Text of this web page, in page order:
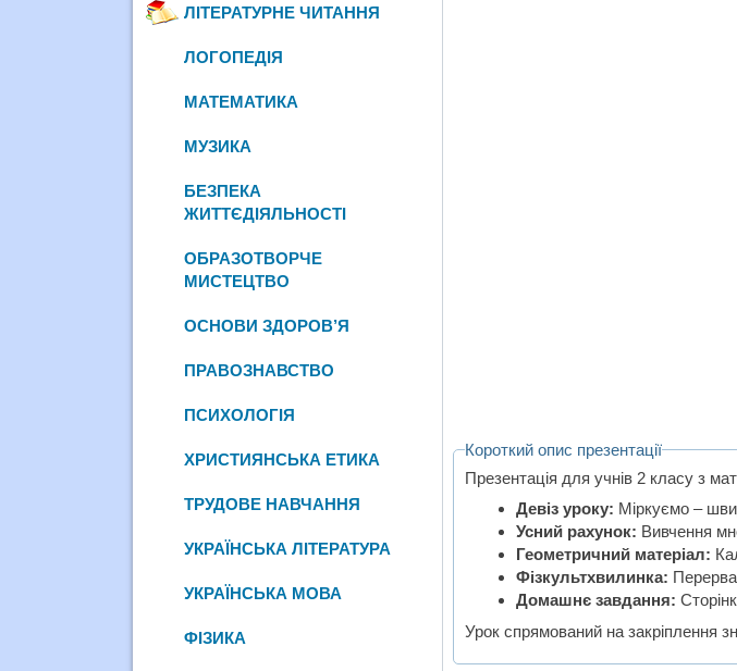
Короткий опис презентації
Презентація для учнів 2 класу з
Девіз уроку: Міркуємо –
Усний рахунок: Вивчення
Геометричний матеріал:
Фізкультхвилинка: Перерва
Домашнє завдання:
Урок спрямований на закріплення
ЛІТЕРАТУРНЕ ЧИТАННЯ
ЛОГОПЕДІЯ
МАТЕМАТИКА
МУЗИКА
БЕЗПЕКА
ЖИТТЄДІЯЛЬНОСТІ
ОБРАЗОТВОРЧЕ
МИСТЕЦТВО
ОСНОВИ ЗДОРОВ’Я
ПРАВОЗНАВСТВО
ПСИХОЛОГІЯ
ХРИСТИЯНСЬКА ЕТИКА
ТРУДОВЕ НАВЧАННЯ
УКРАЇНСЬКА ЛІТЕРАТУРА
УКРАЇНСЬКА МОВА
ФІЗИКА